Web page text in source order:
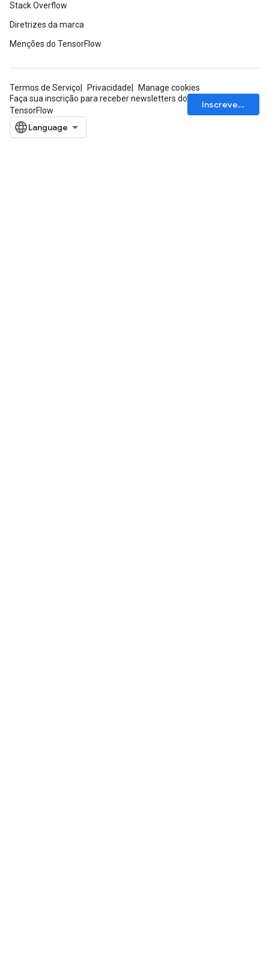
Stack Overflow
Diretrizes da marca
Menções do TensorFlow
Termos de Serviço Privacidade
Manage cookies
Faça sua inscrição para receber newsletters do
TensorFlow
Inscrever-se